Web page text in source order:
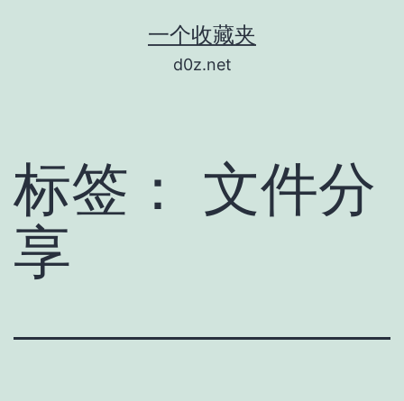
一个收藏夹
d0z.net
标签： 文件分
享